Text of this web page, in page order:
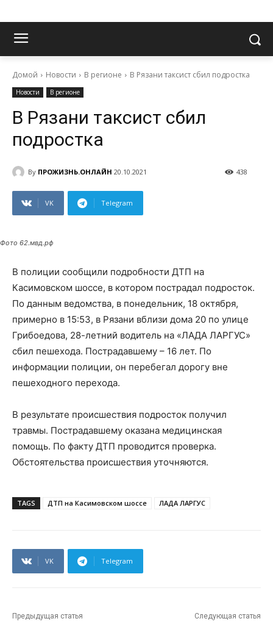
Домой Новости В регионе В Рязани таксист сбил подростка
Новости В регионе
В Рязани таксист сбил
подростка
By ПРОЖИЗНЬ.ОНЛАЙН 20.10.2021 438
VK Telegram
Фото 62.мвд.рф
В полиции сообщили подробности ДТП на
Касимовском шоссе, в котором пострадал подросток.
По данным ведомства, в понедельник, 18 октября,
примерно в 15:53, в Рязани вблизи дома 20 по улице
Грибоедова, 28-летний водитель на «ЛАДА ЛАРГУС»
сбил пешехода. Пострадавшему – 16 лет. По
информации полиции, он перебегал дорогу вне
пешеходного перехода.
В результате происшествия подросток получил
травмы. Пострадавшему оказана медицинская
помощь. По факту ДТП проводится проверка.
Обстоятельства происшествия уточняются.
TAGS ДТП на Касимовском шоссе ЛАДА ЛАРГУС
VK Telegram
Предыдущая статья Следующая статья